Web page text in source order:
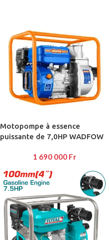
Motopompe à essence
puissante de 7,0HP WADFOW
1 690 000 Fr